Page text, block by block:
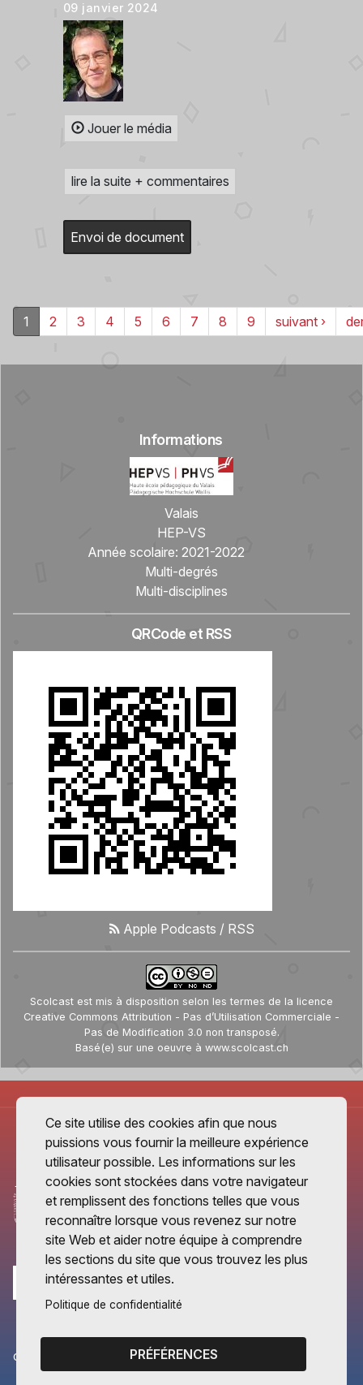
09 janvier 2024
Jouer le média
lire la suite + commentaires
Envoi de document
1 2 3 4 5 6 7 8 9 suivant ›
Informations
Valais
HEP-VS
Année scolaire: 2021-2022
Multi-degrés
Multi-disciplines
QRCode et RSS
Apple Podcasts / RSS
Scolcast est mis à disposition selon les termes de la licence
Creative Commons Attribution - Pas d’Utilisation Commerciale -
Pas de Modification 3.0 non transposé.
Basé(e) sur une oeuvre à www.scolcast.ch
CANTONS PARTENAIRES
Vaud
Ce site utilise des cookies afin que nous
puissions vous fournir la meilleure expérience
utilisateur possible. Les informations sur les
cookies sont stockées dans votre navigateur
et remplissent des fonctions telles que vous
reconnaître lorsque vous revenez sur notre
site Web et aider notre équipe à comprendre
les sections du site que vous trouvez les plus
intéressantes et utiles.
Politique de confidentialité
PRÉFÉRENCES